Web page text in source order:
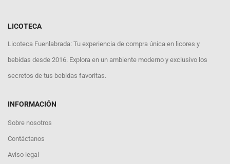
LICOTECA
Licoteca Fuenlabrada: Tu experiencia de compra única en licores y
bebidas desde 2016. Explora en un ambiente moderno y exclusivo los
secretos de tus bebidas favoritas.
INFORMACIÓN
Sobre nosotros
Contáctanos
Aviso legal